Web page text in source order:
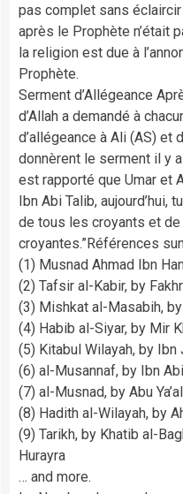
pas complet sans
après le Prophète n’était
la religion est due à
Prophète.
Serment d’Allégeance
d’Allah a demandé à
d’allégeance à Ali (AS) et
donnèrent le serment il y
est rapporté que Umar et
Ibn Abi Talib, aujourd’hui,
de tous les croyants et
croyantes.”Références
(1) Musnad Ahmad Ibn
(2) Tafsir al-Kabir, by
(3) Mishkat al-Masabih,
(4) Habib al-Siyar, by Mir
(5) Kitabul Wilayah, by Ibn
(6) al-Musannaf, by Ibn
(7) al-Musnad, by Abu
(8) Hadith al-Wilayah, by
(9) Tarikh, by Khatib al-
Hurayra
… and more.